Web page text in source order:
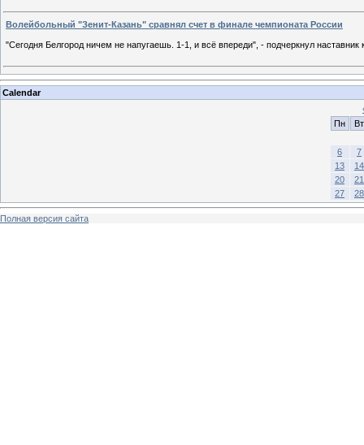
Волейбольный "Зенит-Казань" сравнял счет в финале чемпионата России
"Сегодня Белгород ничем не напугаешь. 1-1, и всё впереди", - подчеркнул наставник
Calendar
Пн
Вт
6
7
13
14
20
21
27
28
Полная версия сайта